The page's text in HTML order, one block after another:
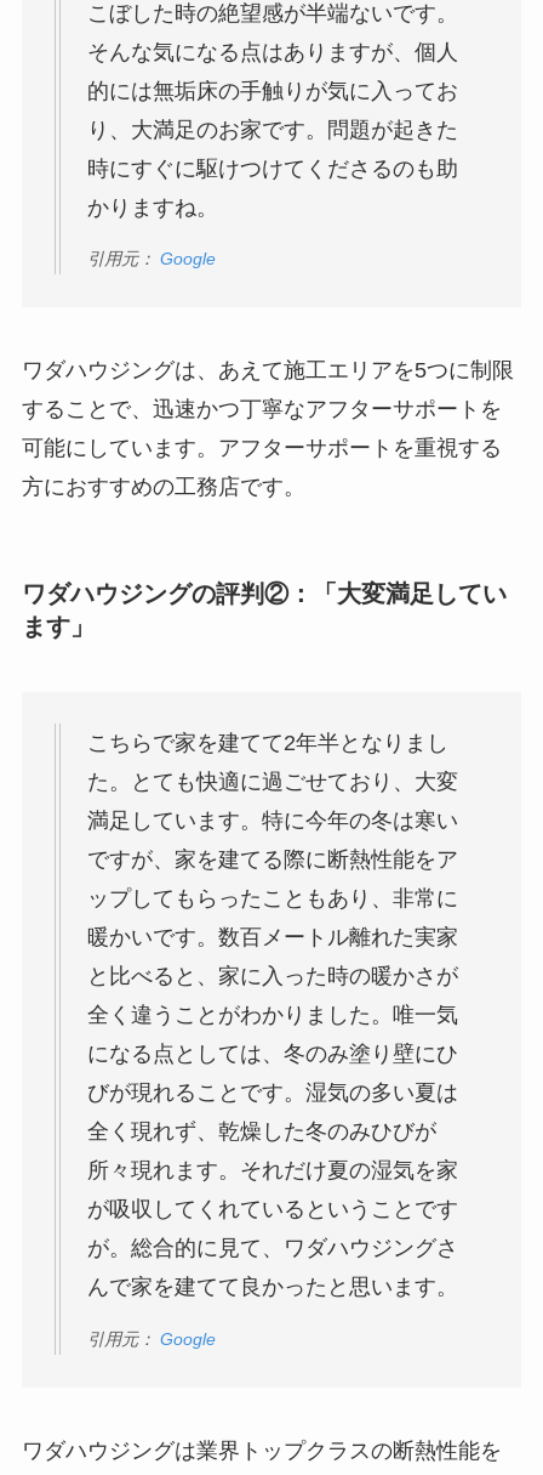
こぼした時の絶望感が半端ないです。
そんな気になる点はありますが、個人
的には無垢床の手触りが気に入ってお
り、大満足のお家です。問題が起きた
時にすぐに駆けつけてくださるのも助
かりますね。
引用元： Google
ワダハウジングは、あえて施工エリアを5つに制限
することで、迅速かつ丁寧なアフターサポートを
可能にしています。アフターサポートを重視する
方におすすめの工務店です。
ワダハウジングの評判②：「大変満足してい
ます」
こちらで家を建てて2年半となりまし
た。とても快適に過ごせており、大変
満足しています。特に今年の冬は寒い
ですが、家を建てる際に断熱性能をア
ップしてもらったこともあり、非常に
暖かいです。数百メートル離れた実家
と比べると、家に入った時の暖かさが
全く違うことがわかりました。唯一気
になる点としては、冬のみ塗り壁にひ
びが現れることです。湿気の多い夏は
全く現れず、乾燥した冬のみひびが
所々現れます。それだけ夏の湿気を家
が吸収してくれているということです
が。総合的に見て、ワダハウジングさ
んで家を建てて良かったと思います。
引用元： Google
ワダハウジングは業界トップクラスの断熱性能を